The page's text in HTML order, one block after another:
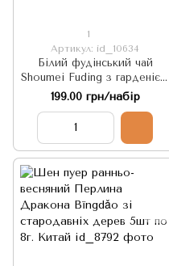
1
Артикул: id_10634
Білий фудінський чай
Shoumei Fuding з гарденією
5шт по 5г, Китай
199.00 грн/набір